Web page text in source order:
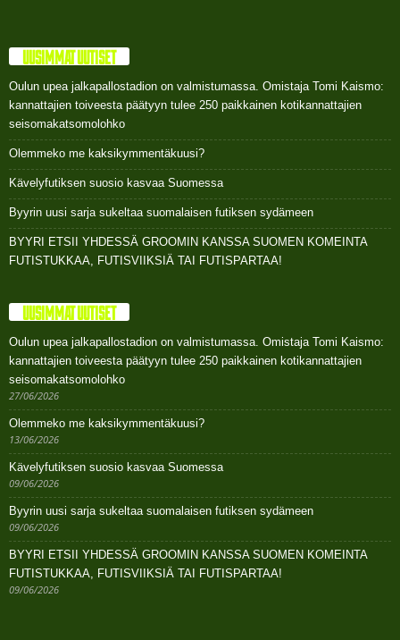
UUSIMMAT UUTISET
Oulun upea jalkapallostadion on valmistumassa. Omistaja Tomi Kaismo:
kannattajien toiveesta päätyyn tulee 250 paikkainen kotikannattajien
seisomakatsomolohko
Olemmeko me kaksikymmentäkuusi?
Kävelyfutiksen suosio kasvaa Suomessa
Byyrin uusi sarja sukeltaa suomalaisen futiksen sydämeen
BYYRI ETSII YHDESSÄ GROOMIN KANSSA SUOMEN KOMEINTA
FUTISTUKKAA, FUTISVIIKSIÄ TAI FUTISPARTAA!
UUSIMMAT UUTISET
Oulun upea jalkapallostadion on valmistumassa. Omistaja Tomi Kaismo:
kannattajien toiveesta päätyyn tulee 250 paikkainen kotikannattajien
seisomakatsomolohko
27/06/2026
Olemmeko me kaksikymmentäkuusi?
13/06/2026
Kävelyfutiksen suosio kasvaa Suomessa
09/06/2026
Byyrin uusi sarja sukeltaa suomalaisen futiksen sydämeen
09/06/2026
BYYRI ETSII YHDESSÄ GROOMIN KANSSA SUOMEN KOMEINTA
FUTISTUKKAA, FUTISVIIKSIÄ TAI FUTISPARTAA!
09/06/2026